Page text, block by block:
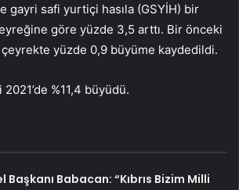
gayri safi yurtiçi hasıla (GSYİH) bir
göre yüzde 3,5 arttı. Bir önceki
yüzde 0,9 büyüme kaydedildi.
%11,4 büyüdü.
Babacan: “Kıbrıs Bizim Milli